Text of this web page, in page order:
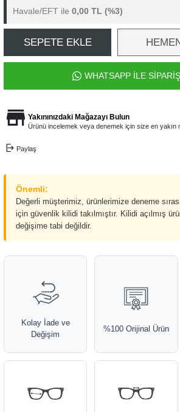
Havale/EFT ile 0,00 TL (%3)
SEPETE EKLE
WHATSAPP İLE
Yakınınızdaki Mağazayı Bulun
Ürünü incelemek veya denemek için size en yakın
Paylaş
Önemli:
Değerli müşterimiz, ürünlerimize deneme
için güvenlik kilidi takılmıştır. Kilidi açılmış
değişime tabi değildir.
Kolay İade ve
Değişim
%100 Orijinal Ürün